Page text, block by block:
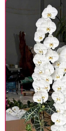
Lưu ý
• Về cây
hoàn chỉnh
và tạo dáng
khác nhau
trên hình.